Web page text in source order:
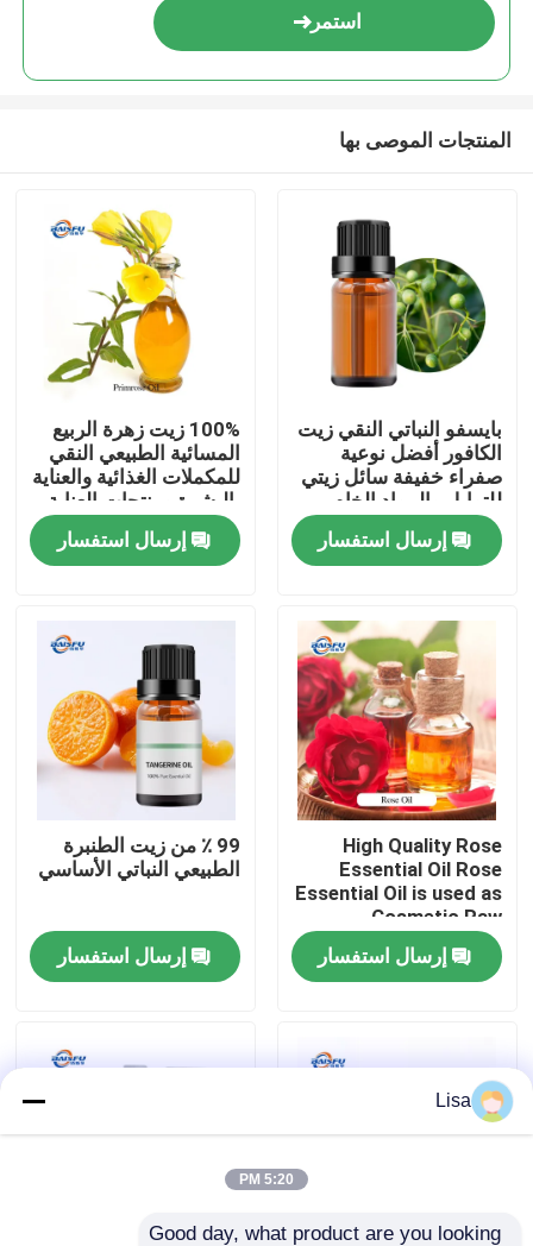
المنزل
المنتجات
فيديوهات
برنامج VR
حولنا
جولة في المصنع
اتصل بنا
نكهات الجوهر الغذائي
استمر
المنتجات الموصى بها
بايسفو النباتي النقي زيت
الكافور أفضل نوعية
صفراء خفيفة سائل زيتي
للتوابل والمواد الخام
التجميلية
إرسال استفسار
100% زيت زهرة الربيع
المسائية الطبيعي النقي
للمكملات الغذائية والعناية
بالبشرة ومنتجات العناية
الشخصية
إرسال استفسار
High Quality Rose
Essential Oil Rose
Essential Oil is used as
Cosmetic Raw
Material
إرسال استفسار
99 ٪ من زيت الطنبرة
الطبيعي النباتي الأساسي
إرسال استفسار
Lisa
5:20 PM
Good day, what product are you looking